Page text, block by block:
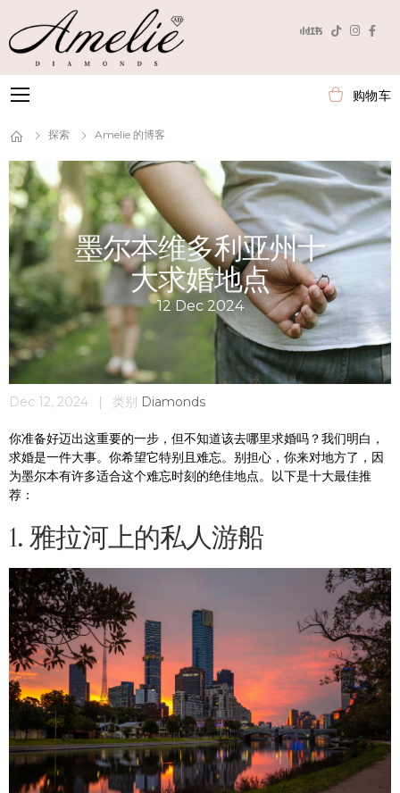
Toggle mobile menu 购物车
探索 Amelie 的博客
墨尔本维多利亚州十
大求婚地点
12 Dec 2024
Dec 12, 2024 类别 Diamonds
你准备好迈出这重要的一步，但不知道该去哪里求婚吗？我们明白，
求婚是一件大事。你希望它特别且难忘。别担心，你来对地方了，因
为墨尔本有许多适合这个难忘时刻的绝佳地点。以下是十大最佳推
荐：
1. 雅拉河上的私人游船